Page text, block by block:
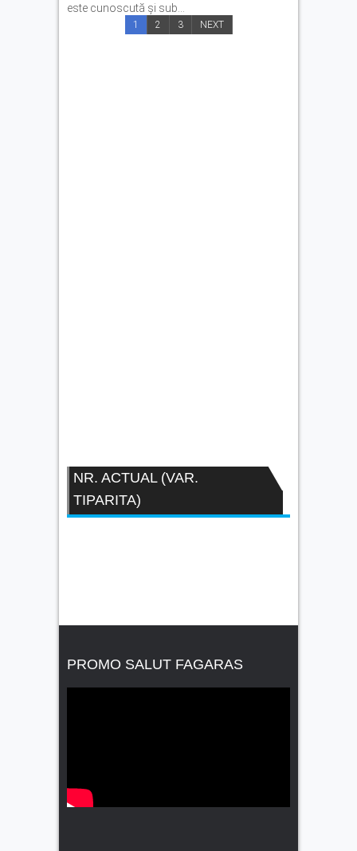
este cunoscută și sub...
1 2 3 NEXT
NR. ACTUAL (VAR.
TIPARITA)
PROMO SALUT FAGARAS